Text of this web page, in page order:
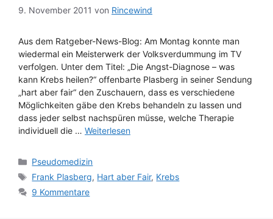
9. November 2011 von Rincewind
Aus dem Ratgeber-News-Blog: Am Montag konnte man
wiedermal ein Meisterwerk der Volksverdummung im TV
verfolgen. Unter dem Titel: „Die Angst-Diagnose – was
kann Krebs heilen?“ offenbarte Plasberg in seiner Sendung
„hart aber fair“ den Zuschauern, dass es verschiedene
Möglichkeiten gäbe den Krebs behandeln zu lassen und
dass jeder selbst nachspüren müsse, welche Therapie
individuell die … Weiterlesen
Kategorien
Pseudomedizin
Schlagwörter
Frank Plasberg, Hart aber Fair, Krebs
9 Kommentare